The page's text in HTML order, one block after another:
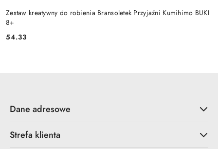
Zestaw kreatywny do robienia Bransoletek Przyjaźni Kumihimo BUKI
8+
Cena:
54.33
Dane adresowe
Strefa klienta